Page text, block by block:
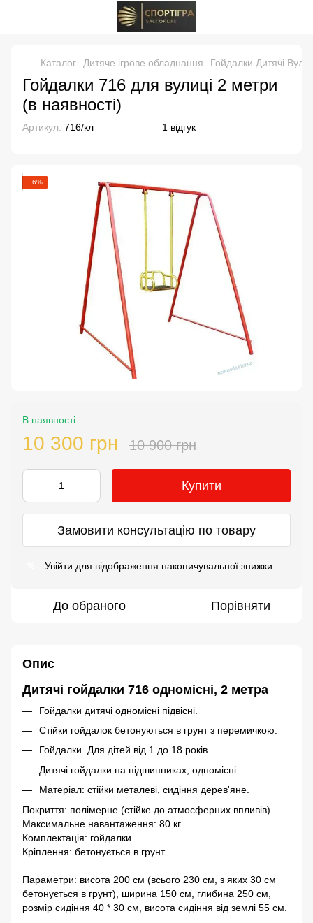
Каталог Дитяче ігрове обладнання Гойдалки Дитячі
Гойдалки 716 для вулиці 2 метри
(в наявності)
Артикул: 716/кл 1 відгук
−6%
В наявності
10 300 грн 10 900 грн
Купити
Замовити консультацію по товару
Увійти для відображення накопичувальної знижки
До обраного Порівняти
Опис
Дитячі гойдалки 716 одномісні, 2 метра
Гойдалки дитячі одномісні підвісні.
Стійки гойдалок бетонуються в грунт з перемичкою.
Гойдалки. Для дітей від 1 до 18 років.
Дитячі гойдалки на підшипниках, одномісні.
Матеріал: стійки металеві, сидіння дерев'яне.
Покриття: полімерне (стійке до атмосферних впливів).
Максимальне навантаження: 80 кг.
Комплектація: гойдалки.
Кріплення: бетонується в грунт.
Параметри: висота 200 см (всього 230 см, з яких 30 см
бетонується в грунт), ширина 150 см, глибина 250 см,
розмір сидіння 40 * 30 см, висота сидіння від землі 55 см.